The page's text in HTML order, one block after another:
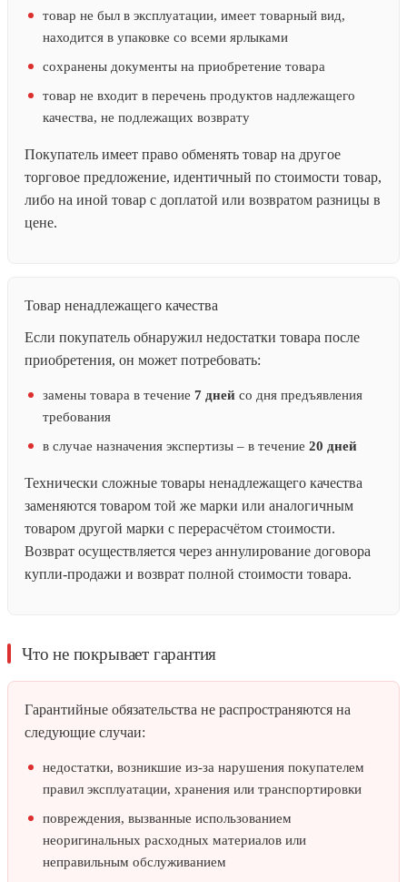
товар не был в эксплуатации, имеет товарный вид,
находится в упаковке со всеми ярлыками
сохранены документы на приобретение товара
товар не входит в перечень продуктов надлежащего
качества, не подлежащих возврату
Покупатель имеет право обменять товар на другое
торговое предложение, идентичный по стоимости товар,
либо на иной товар с доплатой или возвратом разницы в
цене.
Товар ненадлежащего качества
Если покупатель обнаружил недостатки товара после
приобретения, он может потребовать:
замены товара в течение 7 дней со дня предъявления
требования
в случае назначения экспертизы – в течение 20 дней
Технически сложные товары ненадлежащего качества
заменяются товаром той же марки или аналогичным
товаром другой марки с перерасчётом стоимости.
Возврат осуществляется через аннулирование договора
купли-продажи и возврат полной стоимости товара.
Что не покрывает гарантия
Гарантийные обязательства не распространяются на
следующие случаи:
недостатки, возникшие из-за нарушения покупателем
правил эксплуатации, хранения или транспортировки
повреждения, вызванные использованием
неоригинальных расходных материалов или
неправильным обслуживанием